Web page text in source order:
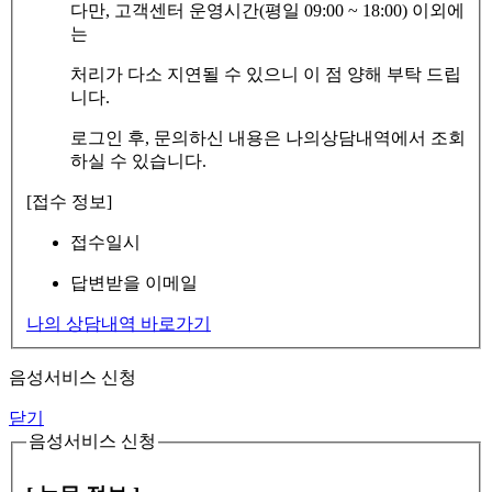
다만, 고객센터 운영시간(평일 09:00 ~ 18:00) 이외에
는
처리가 다소 지연될 수 있으니 이 점 양해 부탁 드립
니다.
로그인 후, 문의하신 내용은 나의상담내역에서 조회
하실 수 있습니다.
[접수 정보]
접수일시
답변받을 이메일
나의 상담내역 바로가기
음성서비스 신청
닫기
음성서비스 신청